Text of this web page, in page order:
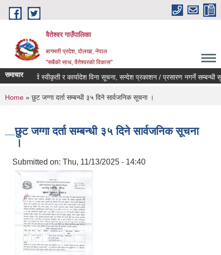
Skip to main content
वैतेश्वर गाउँपालिका
बागमती प्रदेश, दाेलखा, नेपाल
"सबैको साथ, वैतेश्वरको विकास"
समाचारपूर्व स्वीकृती र कार्यादेश विना सूचना, सन्देश प्रकाशन / प्रसारण नगर्ने सम्बन्धी
You are here
Home » छुट जग्गा दर्ता सम्बन्धी ३५ दिने सार्वजनिक सूचना ।
छुट जग्गा दर्ता सम्बन्धी ३५ दिने सार्वजनिक सूचना
।
Submitted on: Thu, 11/13/2025 - 14:40